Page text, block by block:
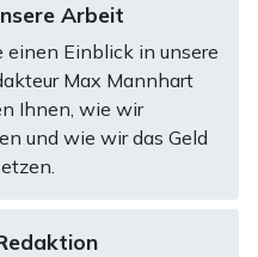
Arbeit
einen Einblick in unsere
Max Mannhart
Ihnen, wie wir
und wie wir das Geld